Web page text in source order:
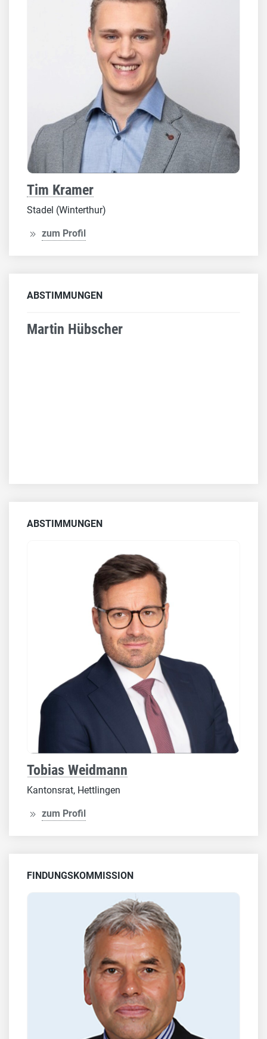
Tim Kramer
Stadel (Winterthur)
zum Profil
ABSTIMMUNGEN
Martin Hübscher
ABSTIMMUNGEN
Tobias Weidmann
Kantonsrat, Hettlingen
zum Profil
FINDUNGSKOMMISSION